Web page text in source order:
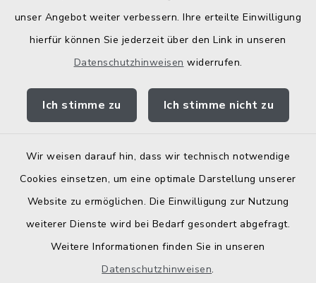
unser Angebot weiter verbessern. Ihre erteilte Einwilligung
hierfür können Sie jederzeit über den Link in unseren
Datenschutzhinweisen widerrufen.
Ich stimme zu Ich stimme nicht zu
Wir weisen darauf hin, dass wir technisch notwendige
Cookies einsetzen, um eine optimale Darstellung unserer
Website zu ermöglichen. Die Einwilligung zur Nutzung
weiterer Dienste wird bei Bedarf gesondert abgefragt.
Weitere Informationen finden Sie in unseren
Datenschutzhinweisen.
Kontakt
Barrierefreiheit
Elektronische Zugangseröffnung
Impressum
Sitemap